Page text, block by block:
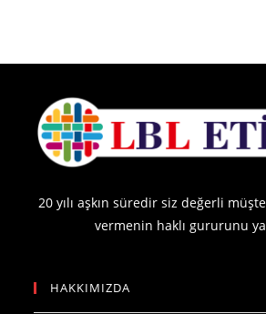
20 yılı aşkın süredir siz değerli
vermenin haklı gururunu
HAKKIMIZDA